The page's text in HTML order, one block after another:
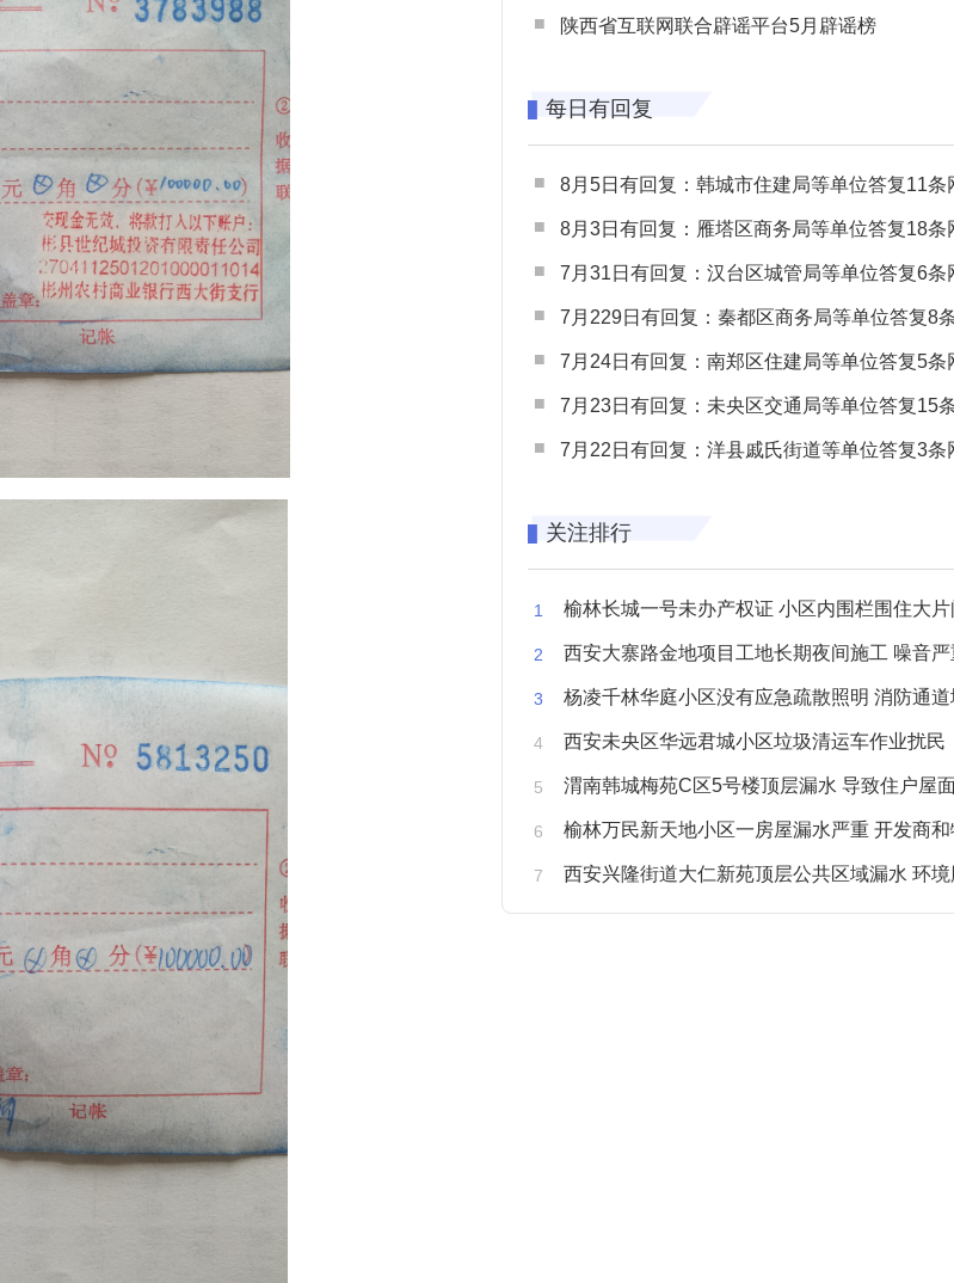
陕西省互联网联合辟谣平台5月辟谣榜
每日有回复
8月5日有回复：韩城市住建局等单位答复11条网民
8月3日有回复：雁塔区商务局等单位答复18条网民
7月31日有回复：汉台区城管局等单位答复6条网民
7月229日有回复：秦都区商务局等单位答复8条网民
7月24日有回复：南郑区住建局等单位答复5条网民
7月23日有回复：未央区交通局等单位答复15条网民
7月22日有回复：洋县戚氏街道等单位答复3条网民
关注排行
榆林长城一号未办产权证 小区内围栏围住大片闲置
西安大寨路金地项目工地长期夜间施工 噪音严重
杨凌千林华庭小区没有应急疏散照明 消防通
西安未央区华远君城小区垃圾清运车作业扰民
渭南韩城梅苑C区5号楼顶层漏水 导致住户屋面被
榆林万民新天地小区一房屋漏水严重 开发商和物业不予
西安兴隆街道大仁新苑顶层公共区域漏水 环